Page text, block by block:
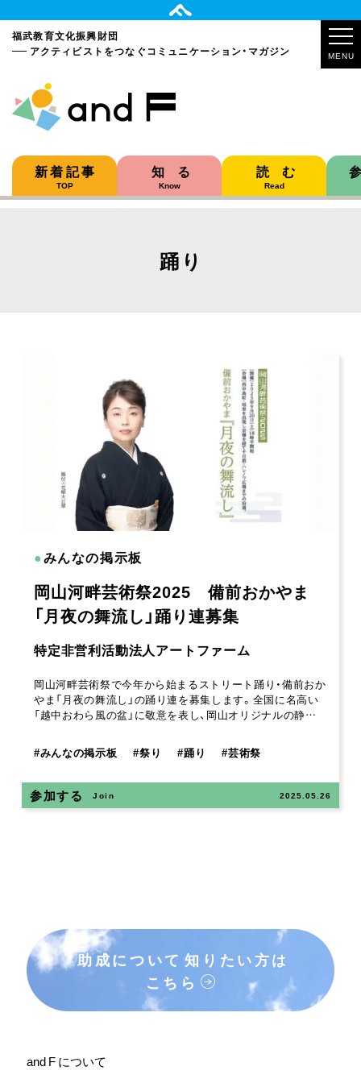
福武教育文化振興財団
アクティビストをつなぐコミュニケーション・マガジン MENU
新着記事
TOP
知る
Know
読む
Read
踊り
●みんなの掲示板
岡山河畔芸術祭2025 備前おかやま
「月夜の舞流し」踊り連募集
特定非営利活動法人アートファーム
岡山河畔芸術祭で今年から始まるストリート踊り・備前おか
やま「月夜の舞流し」の踊り連を募集します。全国に名高い
「越中おわら風の盆」に敬意を表し、岡山オリジナルの静…
#みんなの掲示板 #祭り #踊り #芸術祭
参加する Join 2025.05.26
助成について 知りたい方は
こちら
and F について